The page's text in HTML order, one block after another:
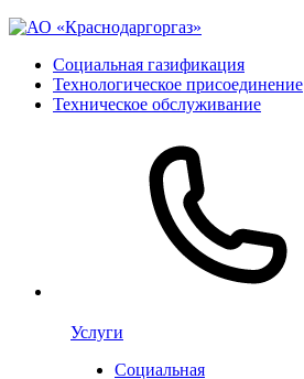
Социальная газификация
Технологическое присоединение
Техническое обслуживание
Услуги
Социальная